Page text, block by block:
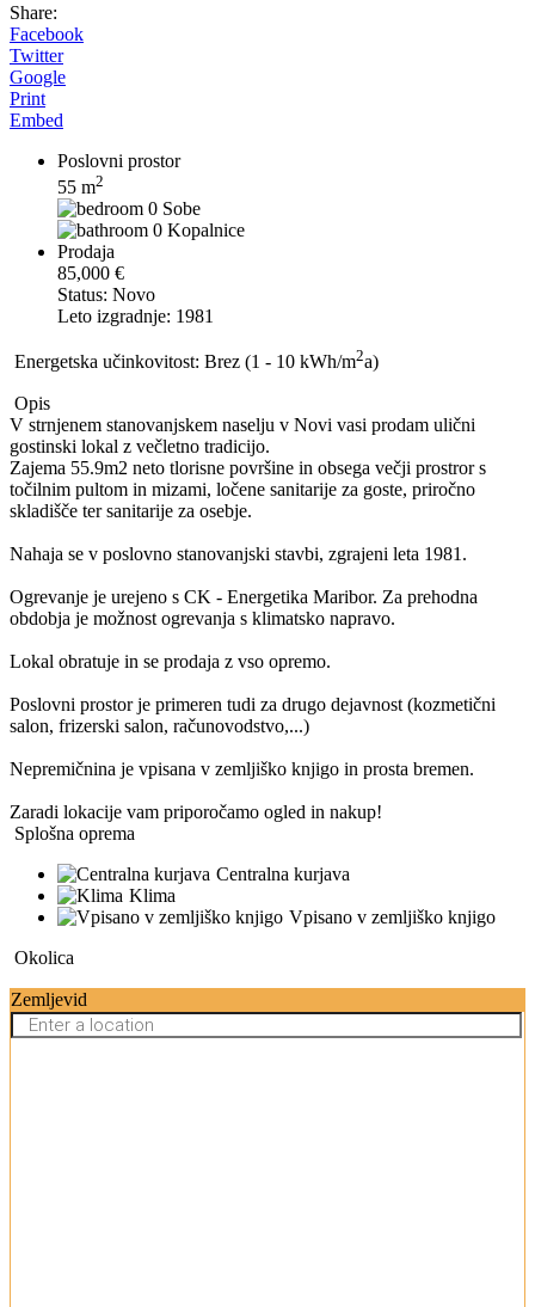
Share:
Facebook
Twitter
Google
Print
Embed
Poslovni prostor
55 m2
0 Sobe
0 Kopalnice
Prodaja
85,000 €
Status: Novo
Leto izgradnje: 1981
Energetska učinkovitost: Brez (1 - 10 kWh/m2a)
Opis
V strnjenem stanovanjskem naselju v Novi vasi prodam ulični
gostinski lokal z večletno tradicijo.
Zajema 55.9m2 neto tlorisne površine in obsega večji prostror s
točilnim pultom in mizami, ločene sanitarije za goste, priročno
skladišče ter sanitarije za osebje.
Nahaja se v poslovno stanovanjski stavbi, zgrajeni leta 1981.
Ogrevanje je urejeno s CK - Energetika Maribor. Za prehodna
obdobja je možnost ogrevanja s klimatsko napravo.
Lokal obratuje in se prodaja z vso opremo.
Poslovni prostor je primeren tudi za drugo dejavnost (kozmetični
salon, frizerski salon, računovodstvo,...)
Nepremičnina je vpisana v zemljiško knjigo in prosta bremen.
Zaradi lokacije vam priporočamo ogled in nakup!
Splošna oprema
Centralna kurjava
Klima
Vpisano v zemljiško knjigo
Okolica
Zemljevid